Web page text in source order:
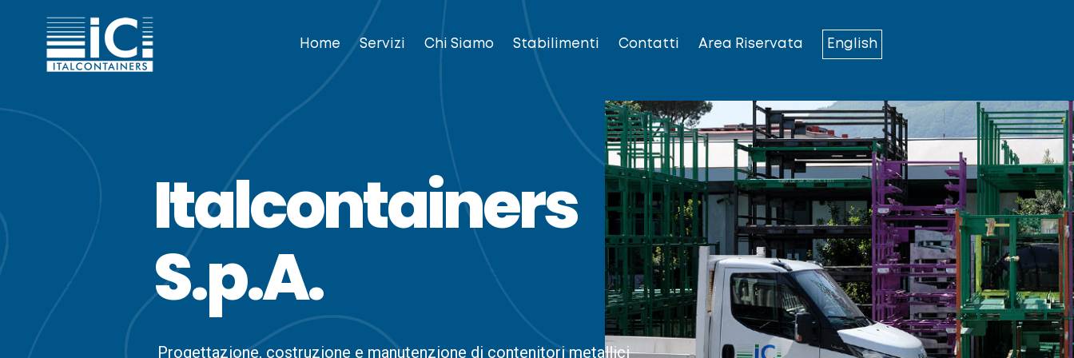
Home Servizi Chi Siamo Stabilimenti Contatti Area Riservata English
Italcontainers
S.p.A.
Progettazione, costruzione e manutenzione di contenitori metallici